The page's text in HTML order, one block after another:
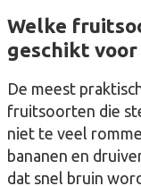
Welke
geschikt
De meest
fruitsoorten die
niet te veel
bananen en
dat snel bruin